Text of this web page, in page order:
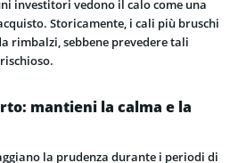
investitori vedono il calo come una
Storicamente, i cali più bruschi
rimbalzi, sebbene prevedere tali
mantieni la calma e la
la prudenza durante i periodi di